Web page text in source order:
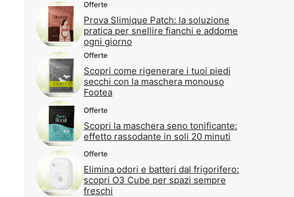
Offerte
Prova Slimique Patch: la soluzione
pratica per snellire fianchi e addome
ogni giorno
Offerte
Scopri come rigenerare i tuoi piedi
secchi con la maschera monouso
Footea
Offerte
Scopri la maschera seno tonificante:
effetto rassodante in soli 20 minuti
Offerte
Elimina odori e batteri dal frigorifero:
scopri O3 Cube per spazi sempre
freschi